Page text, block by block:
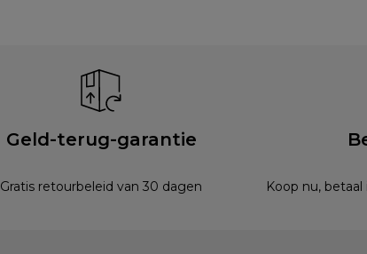
Geld-terug-garantie
Gratis retourbeleid van 30 dagen Koop nu,